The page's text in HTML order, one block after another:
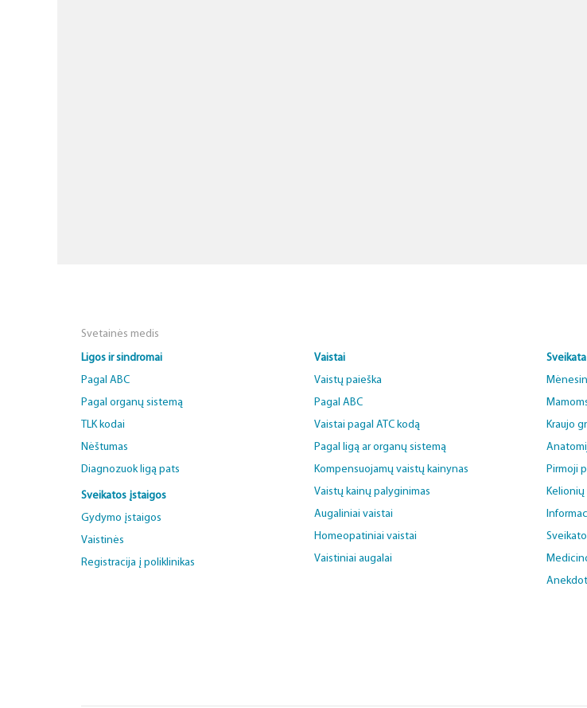
Svetainės medis
Ligos ir sindromai
Pagal ABC
Pagal organų sistemą
TLK kodai
Nėštumas
Diagnozuok ligą pats
Sveikatos įstaigos
Gydymo įstaigos
Vaistinės
Registracija į poliklinikas
Vaistai
Vaistų paieška
Pagal ABC
Vaistai pagal ATC kodą
Pagal ligą ar organų sistemą
Kompensuojamų vaistų kainynas
Vaistų kainų palyginimas
Augaliniai vaistai
Homeopatiniai vaistai
Vaistiniai augalai
Sveikata
Kraujo
Pirmoji